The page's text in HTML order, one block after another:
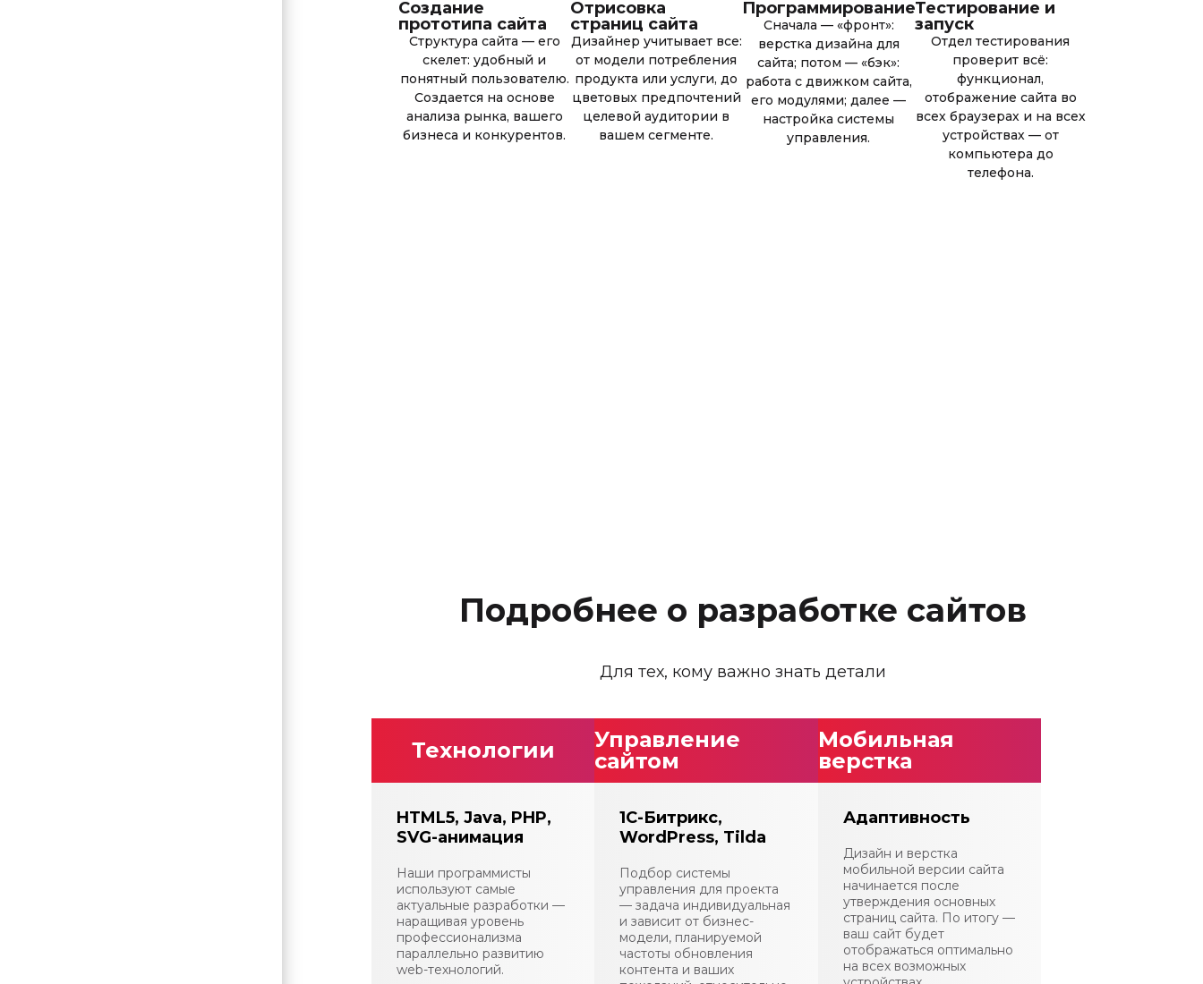
Создание
прототипа сайта
Структура сайта — его
скелет: удобный и
понятный пользователю.
Создается на основе
анализа рынка, вашего
бизнеса и конкурентов.
Отрисовка
страниц сайта
Дизайнер учитывает все:
от модели потребления
продукта или услуги, до
цветовых предпочтений
целевой аудитории в
вашем сегменте.
Программирование
Сначала — «фронт»:
верстка дизайна для
сайта; потом — «бэк»:
работа с движком сайта,
его модулями; далее —
настройка системы
управления.
Тестирование и
запуск
Отдел тестирования
проверит всё:
функционал,
отображение сайта во
всех браузерах и на всех
устройствах — от
компьютера до
телефона.
Подробнее о разработке сайтов
Для тех, кому важно знать детали
Технологии
HTML5, Java, PHP,
SVG-анимация
Наши программисты
используют самые
актуальные разработки —
наращивая уровень
профессионализма
параллельно развитию
web-технологий.
Управление
сайтом
1С-Битрикс,
WordPress, Tilda
Подбор системы
управления для проекта
— задача индивидуальная
и зависит от бизнес-
модели, планируемой
частоты обновления
контента и ваших
Мобильная
верстка
Адаптивность
Дизайн и верстка
мобильной версии сайта
начинается после
утверждения основных
страниц сайта. По итогу —
ваш сайт будет
отображаться оптимально
на всех возможных